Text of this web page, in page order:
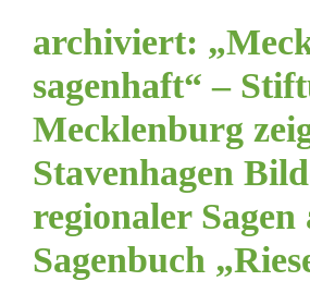
archiviert:
sagenhaft“ –
Mecklenburg
Stavenhagen
regionaler Sagen
Sagenbuch